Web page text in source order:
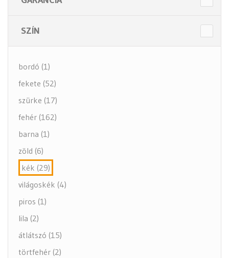
SZÍN
bordó (1)
fekete (52)
szürke (17)
fehér (162)
barna (1)
zöld (6)
kék (29)
világoskék (4)
piros (1)
lila (2)
átlátszó (15)
törtfehér (2)